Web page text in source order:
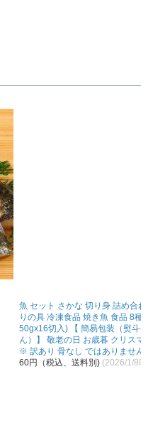
魚 セット さかな 切り身 詰め合
りの具 冷凍食品 焼き魚 食品 8種
50gx16切入) 【 簡易包装（熨斗
ん）】 敬老の日 お歳暮 クリスマ
※ 訳あり 骨なし ではありません
60円（税込、送料別) (2026/1/8